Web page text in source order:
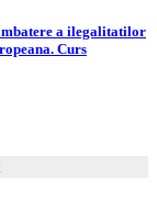
a ilegalitatilor
Curs